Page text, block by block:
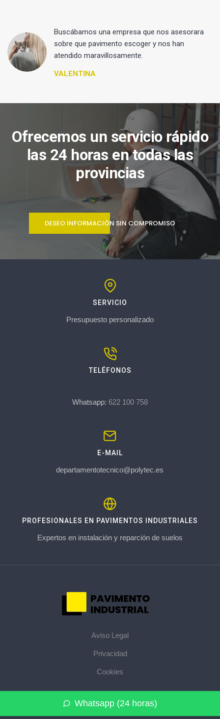
Whatsapp (24 horas)
Buscábamos una empresa que nos asesorara
sobre que pavimento escoger y nos han
atendido maravillosamente.
VALENTINA
Ofrecemos un servicio rápido
las 24 horas en todas las
provincias
DESEO INFORMACIÓN SIN COMPROMISO
SERVICIO
Presupuesto personalizado
TELÉFONOS
Whatsapp: 622 100 758
E-MAIL
departamentotecnico@polytec.es
PROFESIONALES EN PAVIMENTOS INDUSTRIALES
Expertos en instalación y reparción de suelos
Aviso Legal
Privacidad
Cookies
© 2026 pavimentoindustrial.pro · La web de pavimentos
industriales de su provincia · Mapa del sitio